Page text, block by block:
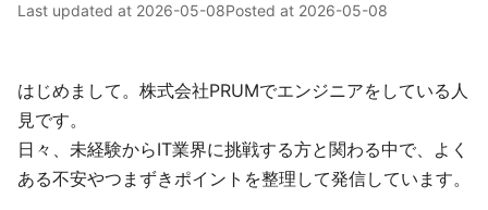
Last updated at 2026-05-08Posted at 2026-05-08
はじめまして。株式会社PRUMでエンジニアをしている人
見です。
日々、未経験からIT業界に挑戦する方と関わる中で、よく
ある不安やつまずきポイントを整理して発信しています。